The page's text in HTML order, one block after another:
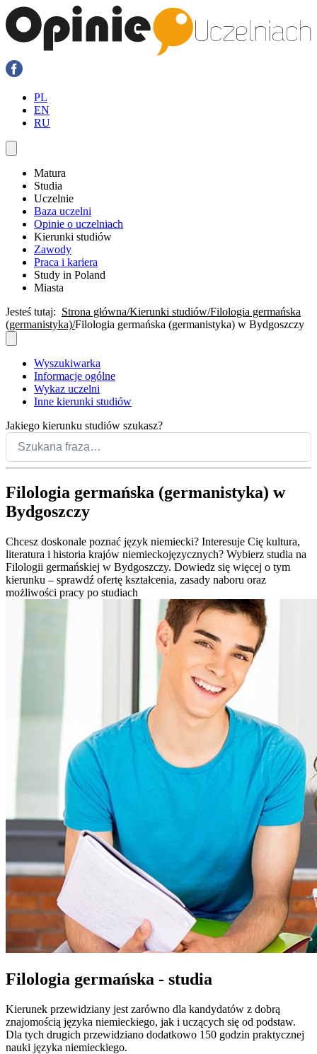
PL
EN
RU
Matura
Studia
Uczelnie
Baza uczelni
Opinie o uczelniach
Kierunki studiów
Zawody
Praca i kariera
Study in Poland
Miasta
Jesteś tutaj: Strona główna Kierunki studiów Filologia germańska
(germanistyka) Filologia germańska (germanistyka) w Bydgoszczy
Wyszukiwarka
Informacje ogólne
Wykaz uczelni
Inne kierunki studiów
Jakiego kierunku studiów szukasz?
Filologia germańska (germanistyka) w
Bydgoszczy
Chcesz doskonale poznać język niemiecki? Interesuje Cię kultura,
literatura i historia krajów niemieckojęzycznych? Wybierz studia na
Filologii germańskiej w Bydgoszczy. Dowiedz się więcej o tym
kierunku – sprawdź ofertę kształcenia, zasady naboru oraz
możliwości pracy po studiach
Filologia germańska - studia
Kierunek przewidziany jest zarówno dla kandydatów z dobrą
znajomością języka niemieckiego, jak i uczących się od podstaw.
Dla tych drugich przewidziano dodatkowo 150 godzin praktycznej
nauki języka niemieckiego.